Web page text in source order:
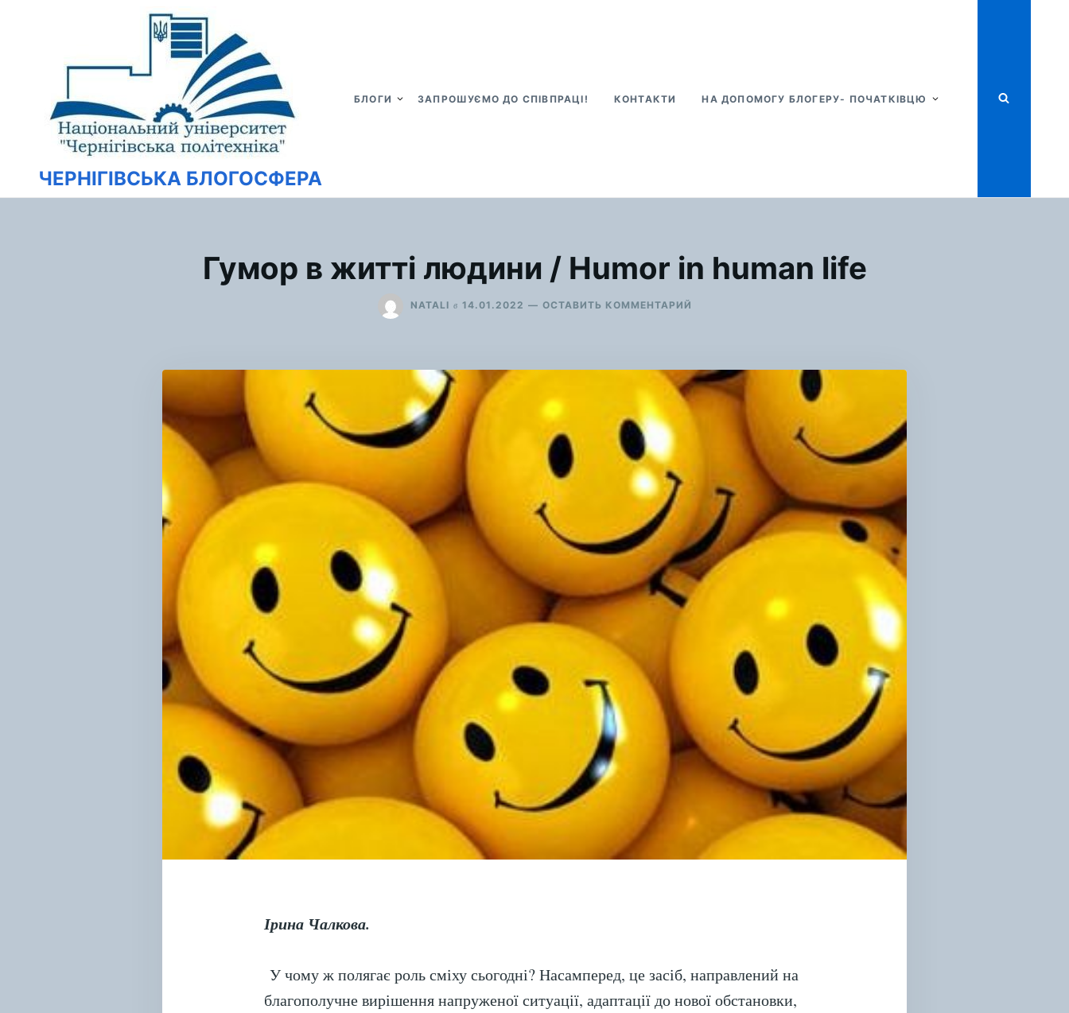
содержимому
ЧЕРНІГІВСЬКА БЛОГОСФЕРА
БЛОГИ ЗАПРОШУЄМО ДО СПІВПРАЦІ! КОНТАКТИ НА ДОПОМОГУ БЛОГЕРУ- ПОЧАТКІВЦЮ
Гумор в житті людини / Humor in human life
NATALI в 14.01.2022 ОСТАВИТЬ КОММЕНТАРИЙ
/
HUMOR
IN
Ірина Чалкова.
У чому ж полягає роль сміху сьогодні? Насамперед, це засіб, направлений на
благополучне вирішення напруженої ситуації, адаптації до нової обстановки,